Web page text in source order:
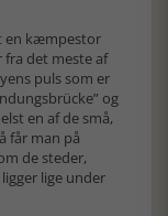
en kæmpestor
det meste af
puls som er
og
en af de små,
får man på
de steder,
lige under